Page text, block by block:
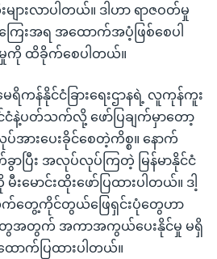
ျားလာပါတယ်။ ဒါဟာ ရာဇဝတ်မှု
ြေးအရ အထောက်အပံ့ဖြစ်စေပါ
မှုကို ထိခိုက်စေပါတယ်။
ရိကန်နိုင်ငံခြားရေးဌာနရဲ့ လူကုန်ကူး
ငံနဲ့ပတ်သက်လို့ ဖော်ပြချက်မှာတော့
အားပေးခိုင်စေတဲ့ကိစ္စ။ နောက်
ာပြီး အလုပ်လုပ်ကြတဲ့ မြန်မာနိုင်ငံ
မောင်းထိုးဖော်ပြထားပါတယ်။ ဒါ့
လက်တွေ့ကိုင်တွယ်ဖြေရှင်းပုံတွေဟာ
အတွက် အကာအကွယ်ပေးနိုင်မှု မရှိ
ာက်ပြထားပါတယ်။